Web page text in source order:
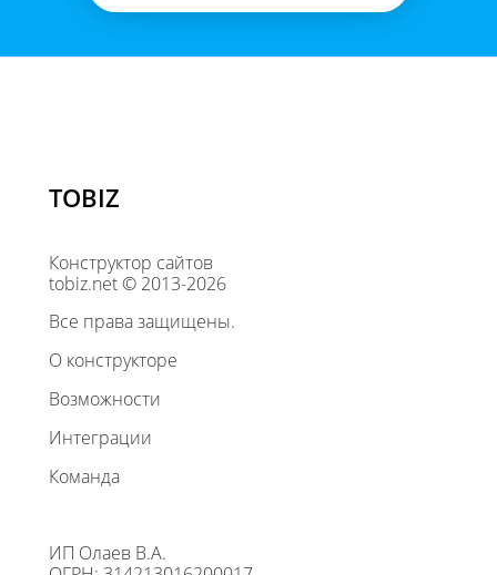
TOBIZ
Конструктор сайтов
tobiz.net © 2013-2026
Все права защищены.
О конструкторе
Возможности
Интеграции
Команда
ИП Олаев В.А.